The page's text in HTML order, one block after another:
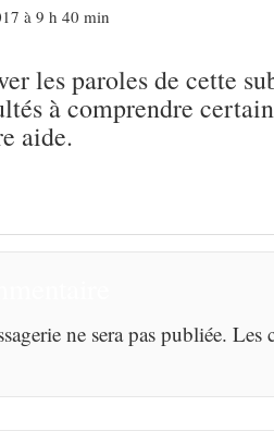
à 9 h 40 min
les paroles de cette
à comprendre
aide.
ne sera pas publiée.